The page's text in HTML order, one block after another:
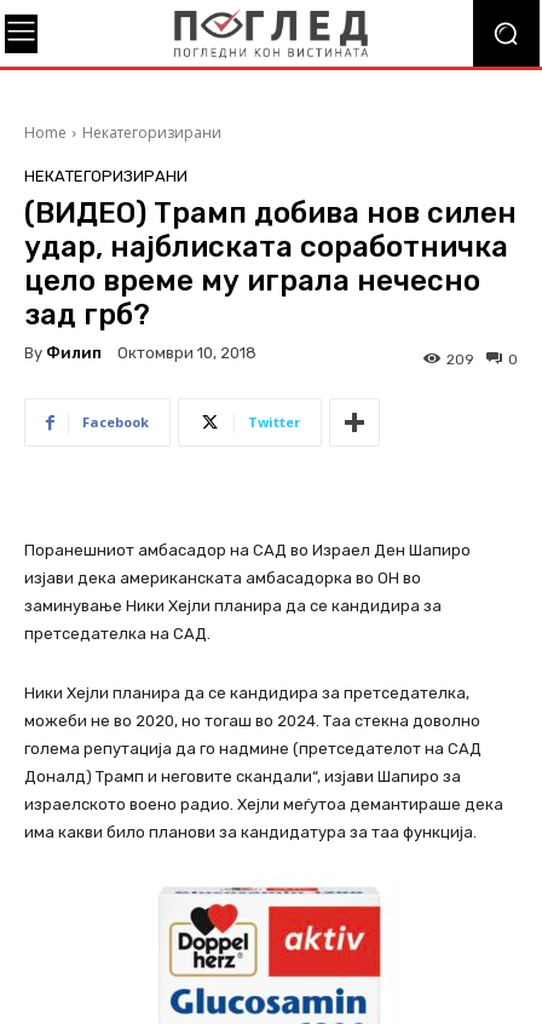
Home Некатегоризирани
НЕКАТЕГОРИЗИРАНИ
(ВИДЕО) Трамп добива нов силен
удар, најблиската соработничка
цело време му играла нечесно
зад грб?
By Филип Октомври 10, 2018 0
209
Facebook Twitter
Поранешниот амбасадор на САД во Израел Ден Шапиро
изјави дека американската амбасадорка во ОН во
заминување Ники Хејли планира да се кандидира за
претседателка на САД.
Ники Хејли планира да се кандидира за претседателка,
можеби не во 2020, но тогаш во 2024. Таа стекна доволно
голема репутација да го надмине (претседателот на САД
Доналд) Трамп и неговите скандали“, изјави Шапиро за
израелското воено радио. Хејли меѓутоа демантираше дека
има какви било планови за кандидатура за таа функција.